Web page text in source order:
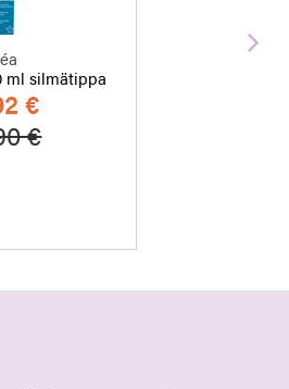
ml silmätippa
€
alennettu
€Alennettu hinta